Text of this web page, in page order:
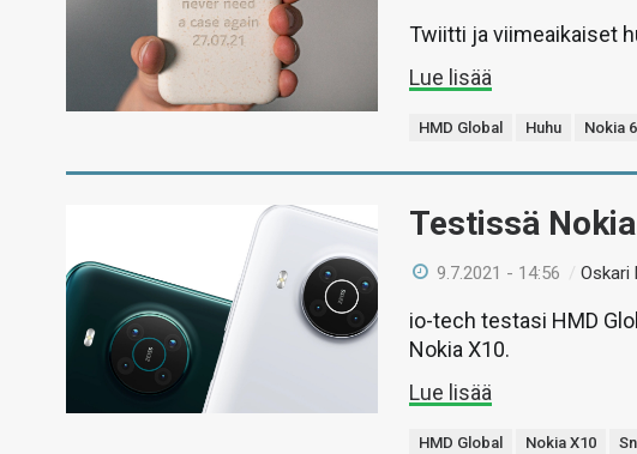
Twiitti ja viimeaikaiset
Lue lisää
HMD Global Huhu Nokia
Testissä
9.7.2021 - 14:56 /Oskari
io-tech testasi HMD
Nokia X10.
Lue lisää
HMD Global Nokia X10